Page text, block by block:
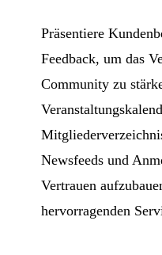
Präsentiere
Feedback, um das
Community zu
Newsfeeds und
Vertrauen
hervorragenden